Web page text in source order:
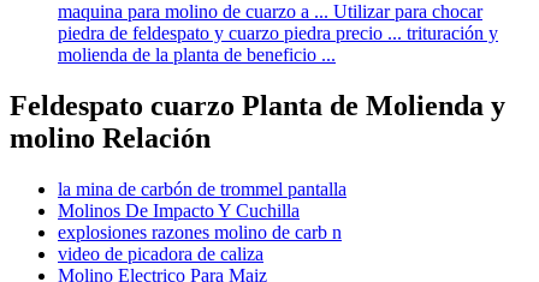
maquina para molino de cuarzo a ... Utilizar para chocar
piedra de feldespato y cuarzo piedra precio ... trituración y
molienda de la planta de beneficio ...
Feldespato cuarzo Planta de Molienda y
molino Relación
la mina de carbón de trommel pantalla
Molinos De Impacto Y Cuchilla
explosiones razones molino de carb n
video de picadora de caliza
Molino Electrico Para Maiz